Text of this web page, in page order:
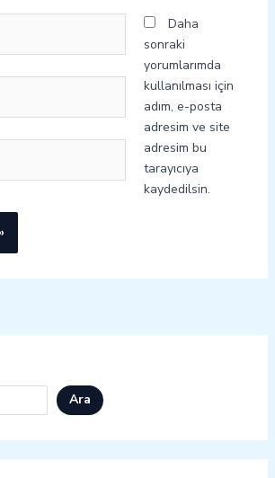
Daha
sonraki
yorumlarımda
kullanılması için
adım, e-posta
adresim ve site
adresim bu
tarayıcıya
kaydedilsin.
Ara